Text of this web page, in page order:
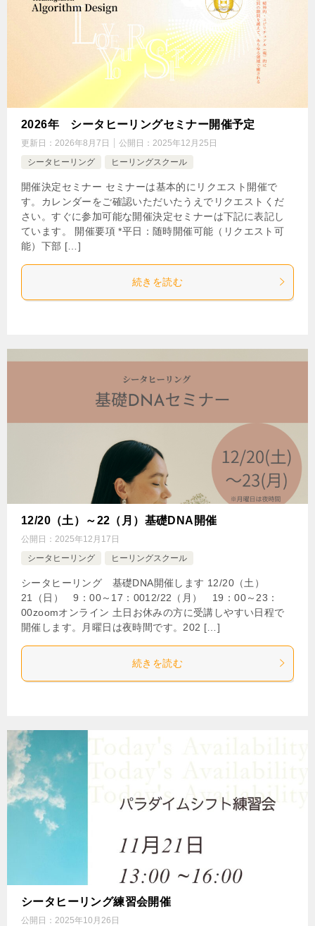
2026年 シータヒーリングセミナー開催予定
更新日： 2026年8月7日 公開日： 2025年12月25日
シータヒーリング
ヒーリングスクール
開催決定セミナー セミナーは基本的にリクエスト開催で
す。カレンダーをご確認いただいたうえでリクエストくだ
さい。すぐに参加可能な開催決定セミナーは下記に表記し
ています。 開催要項 *平日：随時開催可能（リクエスト可
能）下部 […]
続きを読む
12/20（土）～22（月）基礎DNA開催
公開日： 2025年12月17日
シータヒーリング
ヒーリングスクール
シータヒーリング 基礎DNA開催します 12/20（土）
21（日） 9：00～17：0012/22（月） 19：00～23：
00zoomオンライン 土日お休みの方に受講しやすい日程で
開催します。月曜日は夜時間です。202 […]
続きを読む
シータヒーリング練習会開催
公開日： 2025年10月26日